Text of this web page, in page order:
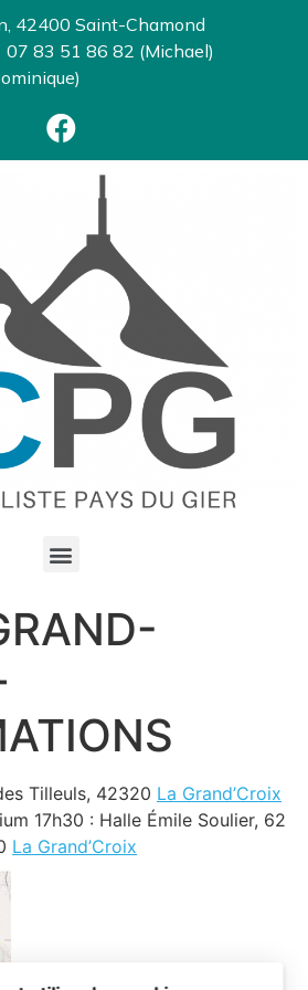
42400 Saint-Chamond
07 83 51 86 82 (Michael)
Tilleuls, 42320 La Grand’Croix
17h30 : Halle Émile Soulier, 62
La Grand’Croix